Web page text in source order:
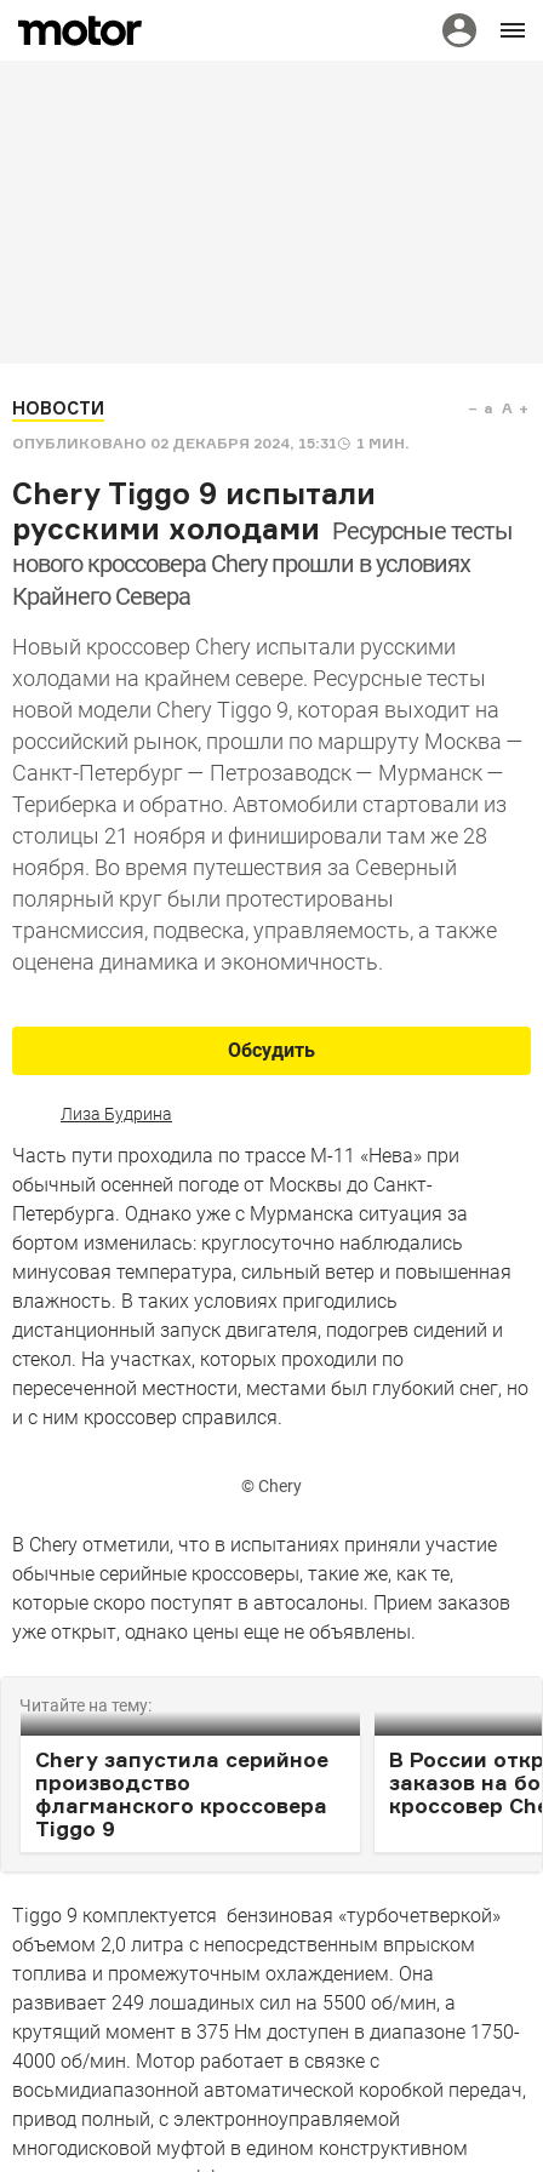
НОВОСТИ
ОПУБЛИКОВАНО 02 ДЕКАБРЯ 2024, 15:31 1 МИН.
a A
Сhery Tiggo 9 испытали
русскими холодами Ресурсные тесты
нового кроссовера Сhery прошли в условиях
Крайнего Севера
Новый кроссовер Сhery испытали русскими
холодами на крайнем севере. Ресурсные тесты
новой модели Сhery Tiggo 9, которая выходит на
российский рынок, прошли по маршруту Москва —
Санкт-Петербург — Петрозаводск — Мурманск —
Териберка и обратно. Автомобили стартовали из
столицы 21 ноября и финишировали там же 28
ноября. Во время путешествия за Северный
полярный круг были протестированы
трансмиссия, подвеска, управляемость, а также
оценена динамика и экономичность.
Обсудить
Лиза Будрина
Часть пути проходила по трассе М-11 «Нева» при
обычный осенней погоде от Москвы до Санкт-
Петербурга. Однако уже с Мурманска ситуация за
бортом изменилась: круглосуточно наблюдались
минусовая температура, сильный ветер и повышенная
влажность. В таких условиях пригодились
дистанционный запуск двигателя, подогрев сидений и
стекол. На участках, которых проходили по
пересеченной местности, местами был глубокий снег, но
и с ним кроссовер справился.
© Chery
В Chery отметили, что в испытаниях приняли участие
обычные серийные кроссоверы, такие же, как те,
которые скоро поступят в автосалоны. Прием заказов
уже открыт, однако цены еще не объявлены.
Читайте на тему:
Chery запустила серийное
производство
флагманского кроссовера
Tiggo 9
В России
заказов на
кроссовер
Tiggo 9 комплектуется бензиновая «турбочетверкой»
объемом 2,0 литра с непосредственным впрыском
топлива и промежуточным охлаждением. Она
развивает 249 лошадиных сил на 5500 об/мин, а
крутящий момент в 375 Нм доступен в диапазоне 1750-
4000 об/мин. Мотор работает в связке с
восьмидиапазонной автоматической коробкой передач,
привод полный, с электронноуправляемой
многодисковой муфтой в едином конструктивном